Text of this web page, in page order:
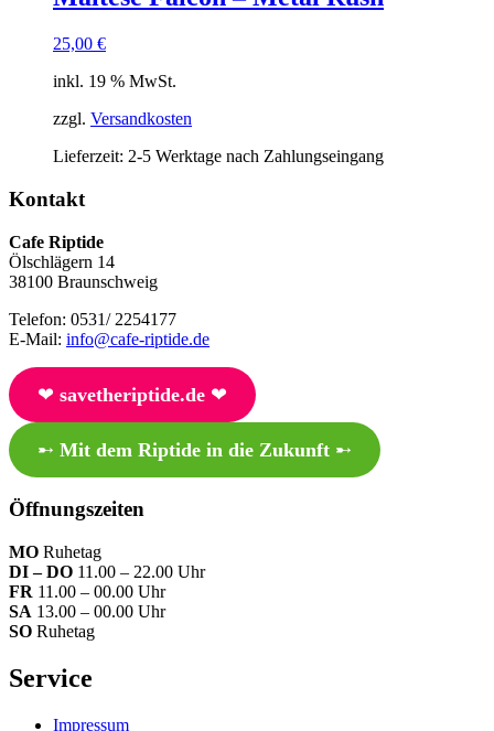
25,00 €
inkl. 19 % MwSt.
zzgl. Versandkosten
Lieferzeit: 2-5 Werktage nach Zahlungseingang
Kontakt
Cafe Riptide
Ölschlägern 14
38100 Braunschweig
Telefon: 0531/ 2254177
E-Mail: info@cafe-riptide.de
❤︎ savetheriptide.de❤︎
➸ Mit dem Riptide in die Zukunft➸
Öffnungszeiten
MO Ruhetag
DI – DO 11.00 – 22.00 Uhr
FR 11.00 – 00.00 Uhr
SA 13.00 – 00.00 Uhr
SO Ruhetag
Service
Impressum